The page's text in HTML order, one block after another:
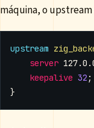
máquina, o
upstream
server
keepalive 32 ;
}